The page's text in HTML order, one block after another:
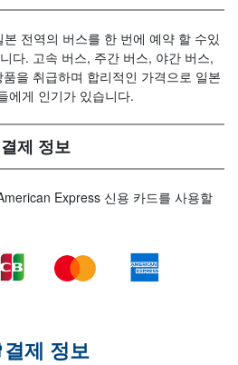
전역의 버스를 한 번에 예약 할 수있
다. 고속 버스, 주간 버스, 야간 버스,
을 취급하며 합리적인 가격으로 일본
에게 인기가 있습니다.
결제 정보
Express 신용 카드를 사용할
결제 정보